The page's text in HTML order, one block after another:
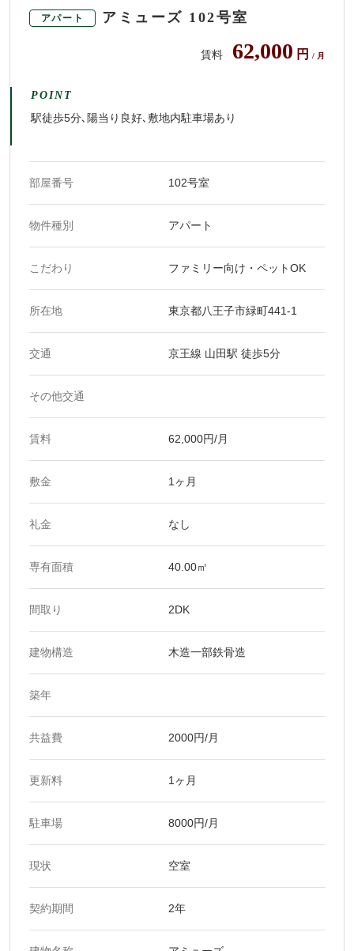
アパート アミューズ 102号室
賃料 62,000 円 / 月
POINT
駅徒歩5分､陽当り良好､敷地内駐車場あり
部屋番号 102号室
物件種別 アパート
こだわり ファミリー向け・ペットOK
所在地 東京都八王子市緑町441-1
交通 京王線 山田駅 徒歩5分
その他交通
賃料 62,000円/月
敷金 1ヶ月
礼金 なし
専有面積 40.00㎡
間取り 2DK
建物構造 木造一部鉄骨造
築年
共益費 2000円/月
更新料 1ヶ月
駐車場 8000円/月
現状 空室
契約期間 2年